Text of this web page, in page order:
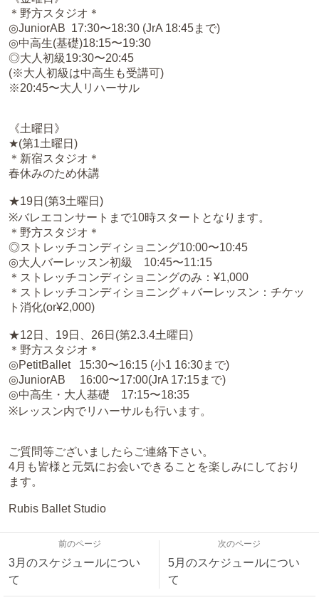
＊野方スタジオ＊
◎JuniorAB 17:30〜18:30 (JrA 18:45まで)
◎中高生(基礎)18:15〜19:30
◎大人初級19:30〜20:45
(※大人初級は中高生も受講可)
※20:45〜大人リハーサル
《土曜日》
★(第1土曜日)
＊新宿スタジオ＊
春休みのため休講
★19日(第3土曜日)
※バレエコンサートまで10時スタートとなります。
＊野方スタジオ＊
◎ストレッチコンディショニング10:00〜10:45
◎大人バーレッスン初級 10:45〜11:15
＊ストレッチコンディショニングのみ：¥1,000
＊ストレッチコンディショニング＋バーレッスン：チケッ
ト消化(or¥2,000)
★12日、19日、26日(第2.3.4土曜日)
＊野方スタジオ＊
◎PetitBallet 15:30〜16:15 (小1 16:30まで)
◎JuniorAB 16:00〜17:00(JrA 17:15まで)
◎中高生・大人基礎 17:15〜18:35
※レッスン内でリハーサルも行います。
ご質問等ございましたらご連絡下さい。
4月も皆様と元気にお会いできることを楽しみにしており
ます。
Rubis Ballet Studio
前のページ
3月のスケジュールについ
て
次のページ
5月のスケジュールについ
て